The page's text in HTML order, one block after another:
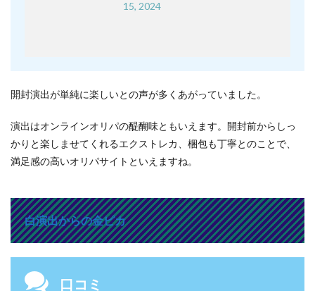
15, 2024
開封演出が単純に楽しいとの声が多くあがっていました。
演出はオンラインオリパの醍醐味ともいえます。開封前からしっ
かりと楽しませてくれるエクストレカ、梱包も丁寧とのことで、
満足感の高いオリパサイトといえますね。
白演出からの金ピカ
口コミ